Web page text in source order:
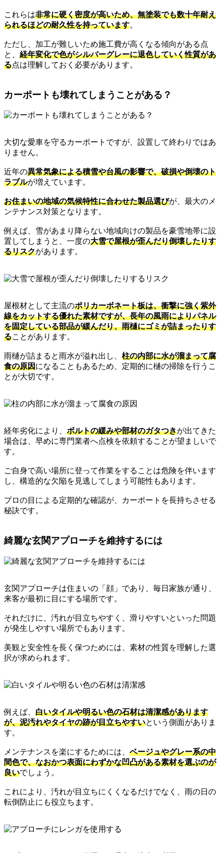
これらは非常に硬く密度が高いため、無塗装でも数十年耐え
られるほどの耐久性を持っています。
ただし、加工が難しいため施工費が高くなる傾向がある点
と、 経年変化で色がシルバーグレーに退色していく性質があ
る点は理解しておく必要があります。
カーポートも壊れてしまうことがある？
大切な愛車を守るカーポートですが、設置して終わりではあ
りません。
近年の異常気象による積雪や台風の影響で、破損や倒壊のト
ラブルが増えています。
お住まいの地域の気候特性に合わせた製品選びが、最大のメ
ンテナンス対策となります。
例えば、雪があまり降らない地域向けの製品を豪雪地帯に設
置してしまうと、一度の大雪で屋根が歪んだり倒壊したりす
るリスクがあります。
屋根材として主流のポリカーボネート板は、衝撃に強く紫外
線をカットする優れた素材ですが、長年の風雨によりパネル
を固定している部品が緩んだり、雨樋にゴミが詰まったりす
ることがあります。
雨樋が詰まると雨水が溢れ出し、 柱の内部に水が溜まって腐
食の原因になることもあるため、定期的に樋の掃除を行うこ
とが大切です。
経年劣化により、 ボルトの緩みや部材のガタつきが出てきた
場合は、早めに専門業者へ点検を依頼することが望ましいで
す。
ご自身で高い場所に登って作業をすることは危険を伴います
し、構造的な欠陥を見逃してしまう可能性もあります。
プロの目による定期的な確認が、カーポートを長持ちさせる
秘訣です。
綺麗な玄関アプローチを維持するには
玄関アプローチは住まいの「顔」であり、毎日家族が通り、
来客が最初に目にする場所です。
それだけに、汚れが目立ちやすく、滑りやすいといった問題
が発生しやすい場所でもあります。
美観と安全性を長く保つためには、素材の性質を理解した選
択が求められます。
例えば、 白いタイルや明るい色の石材は清潔感があります
が、泥汚れやタイヤの跡が目立ちやすいという側面がありま
す。
メンテナンスを楽にするためには、 ベージュやグレー系の中
間色で、なおかつ表面にわずかな凹凸がある素材を選ぶのが
良いでしょう。
これにより、汚れが目立ちにくくなるだけでなく、雨の日の
転倒防止にも役立ちます。